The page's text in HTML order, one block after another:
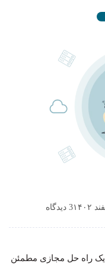
3 دیدگاه
یک راه حل مجازی مطمئن